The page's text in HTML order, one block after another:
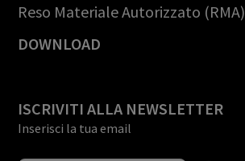
Reso Materiale Autorizzato (RMA)
DOWNLOAD
ISCRIVITI ALLA NEWSLETTER
Inserisci la tua email